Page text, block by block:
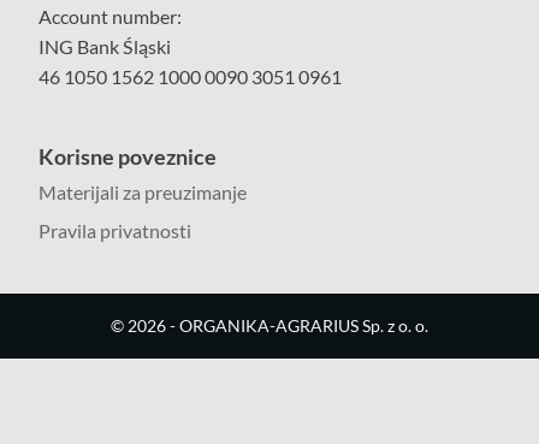
Account number:
ING Bank Śląski
46 1050 1562 1000 0090 3051 0961
Korisne poveznice
Materijali za preuzimanje
Pravila privatnosti
© 2026- ORGANIKA-AGRARIUS Sp. z o. o.